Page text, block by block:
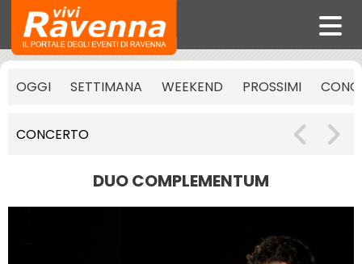
OGGI SETTIMANA WEEKEND PROSSIMI
CONCERTO
DUO COMPLEMENTUM